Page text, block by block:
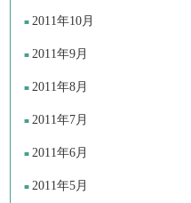
2011年10月
2011年9月
2011年8月
2011年7月
2011年6月
2011年5月